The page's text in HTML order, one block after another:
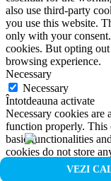
VEZI
also use third-party
you use this website.
only with your
cookies. But opting
browsing experience.
Necessary
Necessary
Întotdeauna activate
Necessary cookies are
function properly. This
basic functionalities
cookies do not store
Non-necessary